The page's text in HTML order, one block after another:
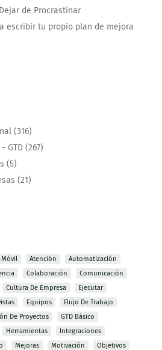
de Procrastinar
escribir tu propio plan de mejora
(316)
GTD (267)
(5)
(21)
Móvil Atención
Automatización
Colaboración
Comunicación
Cultura De Empresa
Ejecutar
Equipos
Flujo De Trabajo
De Proyectos
GTD Básico
Herramientas
Integraciones
Mejoras Motivación
Objetivos